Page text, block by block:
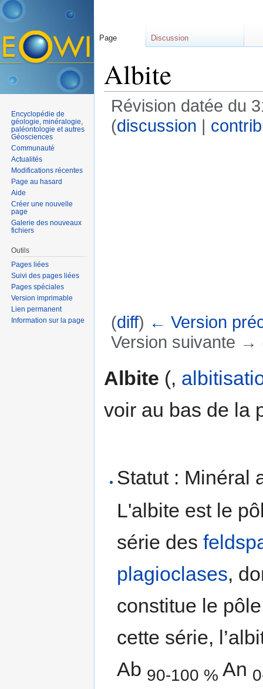
Albite
Révision datée du
(discussion |
(diff) ← Version
Version suivante →
Albite (,
voir au bas de la
Statut : Minéral
L'albite est le
série des
plagioclases,
constitue le
cette série,
Ab 90-100 % An
Page Discussion
Encyclopédie de
géologie, minéralogie,
paléontologie et autres
Géosciences
Communauté
Actualités
Modifications récentes
Page au hasard
Aide
Créer une nouvelle
page
Galerie des nouveaux
fichiers
Outils
Pages liées
Suivi des pages liées
Pages spéciales
Version imprimable
Lien permanent
Information sur la page